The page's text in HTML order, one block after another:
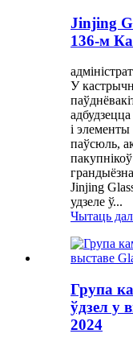
Jinjing
136-м
У
і
паўсюль,
Jinjing
удзеле ў...
Чытаць
Група
ўдзел у
2024